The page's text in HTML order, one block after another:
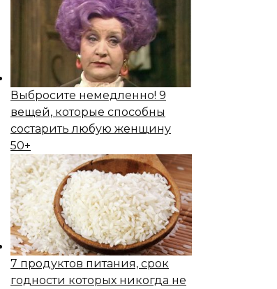
Выбросите немедленно! 9
вещей, которые способны
состapить любую женщину
50+
7 продуктов питания, срок
годности которых никогда не